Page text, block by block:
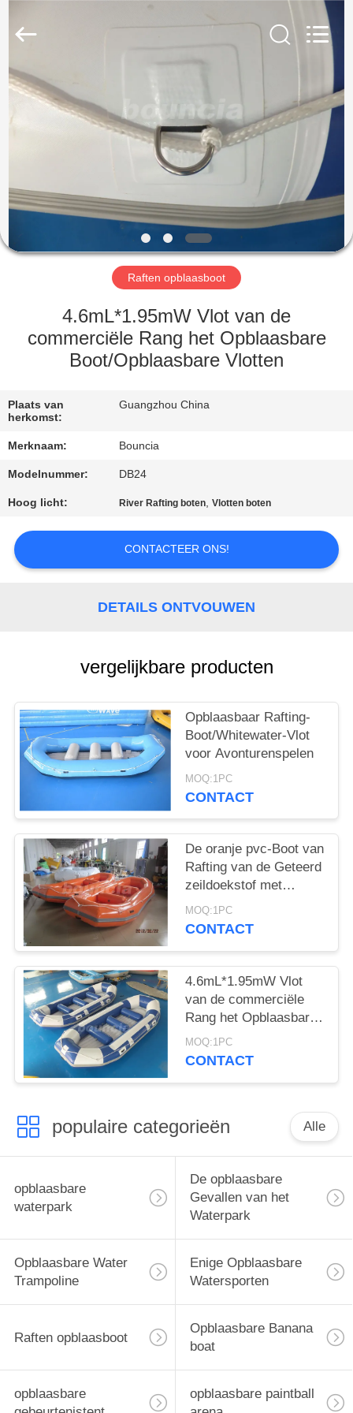
HUIS
PRODUCTEN
VIDEO'S
ONGEVEER
ONS
FABRIEKSREIS
KWALITEITSCONTROLE
CONTACTEER
VERZOEK
OM
EEN
CITAAT
SITEMAP
PRIVACY
Factory.
Raften opblaasboot
4.6mL*1.95mW Vlot van de
commerciële Rang het Opblaasbare
Boot/Opblaasbare Vlotten
Plaats van
herkomst:
Guangzhou China
Merknaam: Bouncia
Modelnummer: DB24
Hoog licht: River Rafting boten,Vlotten boten
CONTACTEER ONS!
DETAILS ONTVOUWEN
vergelijkbare producten
Opblaasbaar Rafting-
Boot/Whitewater-Vlot
voor Avonturenspelen
MOQ:1PC
CONTACT
De oranje pvc-Boot van
Rafting van de Geteerd
zeildoekstof met
Versterkte Stroken
voor Stroomversnelling
MOQ:1PC
CONTACT
4.6mL*1.95mW Vlot
van de commerciële
Rang het Opblaasbare
Boot/Opblaasbare
Vlotten
MOQ:1PC
CONTACT
populaire categorieën Alle
opblaasbare
waterpark
De opblaasbare
Gevallen van het
Waterpark
Opblaasbare Water
Trampoline
Enige Opblaasbare
Watersporten
Raften opblaasboot
Opblaasbare Banana
boat
opblaasbare
opblaasbare paintball